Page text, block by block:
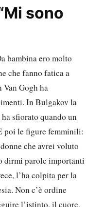
sono
bambina ero molto
che fanno fatica a
Gogh ha
In Bulgakov la
sfiorato quando un
poi le figure femminili:
che avrei voluto
dirmi parole importanti
l’ha colpita per la
Non c’è ordine
l’istinto, il cuore,